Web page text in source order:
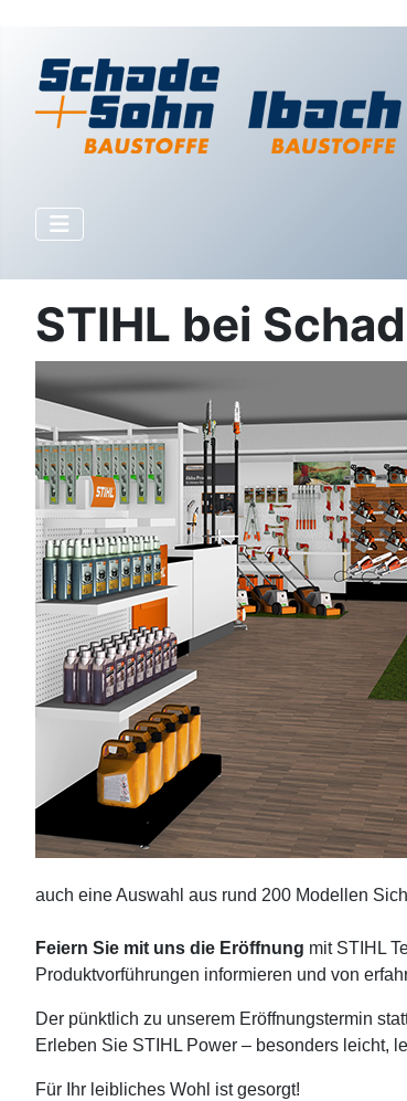
STIHL bei
auch eine Auswahl aus rund 200 Modellen
Feiern Sie mit uns die Eröffnung mit STIHL
Produktvorführungen informieren und von
Der pünktlich zu unserem Eröffnungstermin
Erleben Sie STIHL Power – besonders leicht,
Für Ihr leibliches Wohl ist gesorgt!